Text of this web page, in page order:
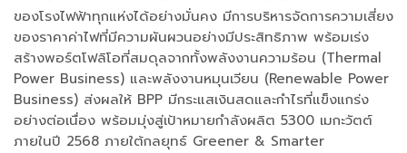
ของโรงไฟฟ้าทุกแห่งได้อย่างมั่นคง มีการบริหารจัดการความเสี่ยง
ของราคาค่าไฟที่มีความผันผวนอย่างมีประสิทธิภาพ พร้อมเร่ง
สร้างพอร์ตโฟลิโอที่สมดุลจากทั้งพลังงานความร้อน (Thermal
Power Business) และพลังงานหมุนเวียน (Renewable Power
Business) ส่งผลให้ BPP มีกระแสเงินสดและกำไรที่แข็งแกร่ง
อย่างต่อเนื่อง พร้อมมุ่งสู่เป้าหมายกำลังผลิต 5300 เมกะวัตต์
ภายในปี 2568 ภายใต้กลยุทธ์ Greener & Smarter